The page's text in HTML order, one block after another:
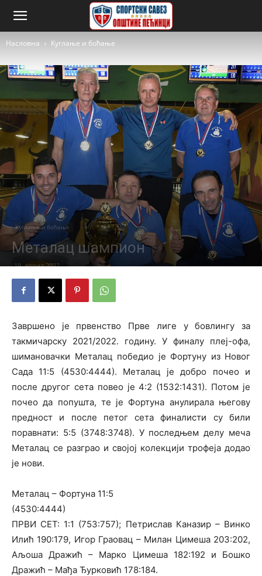
Насловна Куглање и боћање
Куглање и боћање
Металац шампион
19. април 2022.
Завршено је првенство Прве лиге у бовлингу за
такмичарску 2021/2022. годину. У финалу плеј-офа,
шимановачки Металац победио је Фортуну из Новог
Сада 11:5 (4530:4444). Металац је добро почео и
после другог сета повео је 4:2 (1532:1431). Потом је
почео да попушта, те је Фортуна анулирала његову
предност и после петог сета финалисти су били
поравнати: 5:5 (3748:3748). У последњем делу меча
Металац се разграо и својој колекцији трофеја додао
је нови.
Металац – Фортуна 11:5
(4530:4444)
ПРВИ СЕТ: 1:1 (753:757); Петрислав Каназир – Винко
Илић 190:179, Игор Граовац – Милан Цимеша 203:202,
Аљоша Дражић – Марко Цимеша 182:192 и Бошко
Дражић – Мађа Ђурковић 178:184.